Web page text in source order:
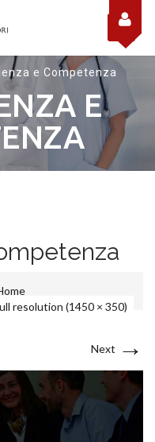
e Competenza
E
resolution (1450 × 350)
Next →